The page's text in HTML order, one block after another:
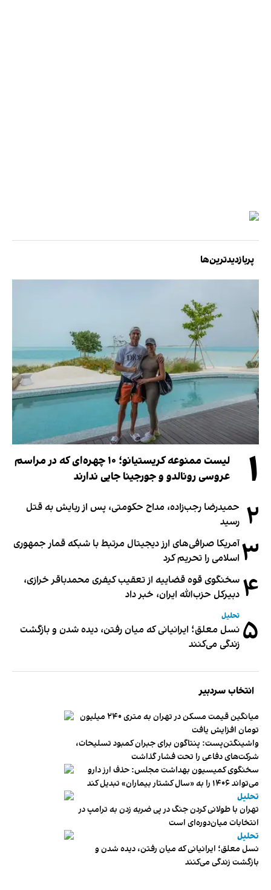
پربازدیدترین‌ها
۱
لیست ممنوعه کریستیانو؛ ۱۰ چهره‌ای که در مراسم
عروسی رونالدو و جورجینا جایی ندارند
۲ حمیدرضا رجب‌زاده، مداح حکومتی، پس از ربایش به قتل
رسید
۳آمریکا صرافی‌های ارز دیجیتال مرتبط با شبکه قمار جمهوری
اسلامی را تحریم کرد
۴ سخنگوی قوه قضاییه از تعقیب کیفری محمدباقر خرازی،
دبیر‌کل حزب‌الله ایران، خبر داد
۵ تحلیل
نسل معلق؛ ایرانیانی که میان رفتن، دیده شدن و بازگشت
زندگی می‌کنند
انتخاب سردبیر
میانگین قیمت مسکن در تهران به متری ۲۴۰ میلیون
تومان افزایش یافت
واشینگتن‌پست: پنتاگون برای جبران کمبود تسلیحات،
شرکت‌های دفاعی را تحت فشار گذاشت
سخنگوی کمیسیون بهداشت مجلس: حذف ارز دارو
می‌تواند ۱۴۰۶ را به «سال کشتار بیماران» تبدیل کند
تحلیل
تهران با طولانی کردن جنگ در پی ضربه زدن به ترامپ در
انتخابات میان‌دوره‌ای است
تحلیل
نسل معلق؛ ایرانیانی که میان رفتن، دیده شدن و
بازگشت زندگی می‌کنند